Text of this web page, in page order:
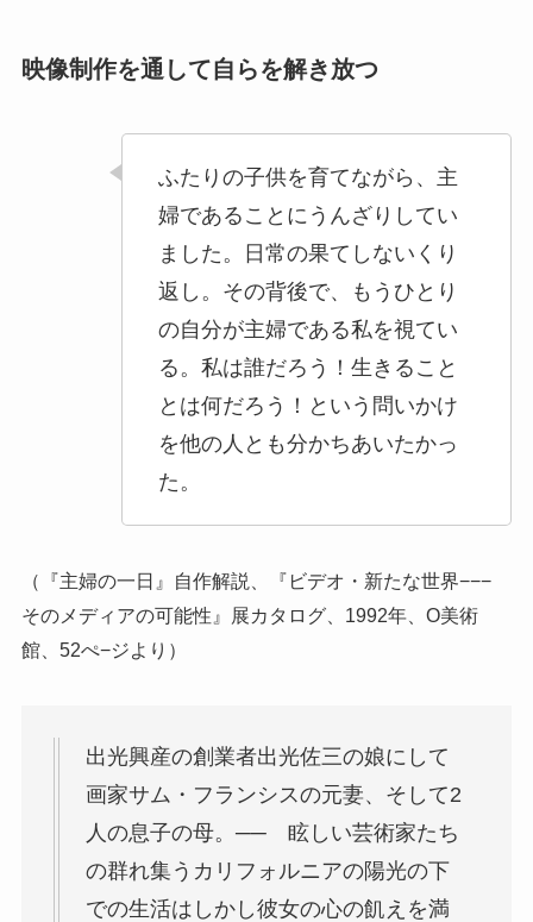
映像制作を通して自らを解き放つ
ふたりの子供を育てながら、主
婦であることにうんざりしてい
ました。日常の果てしないくり
返し。その背後で、もうひとり
の自分が主婦である私を視てい
る。私は誰だろう！生きること
とは何だろう！という問いかけ
を他の人とも分かちあいたかっ
た。
（『主婦の一日』自作解説、『ビデオ・新たな世界−−−
そのメディアの可能性』展カタログ、1992年、O美術
館、52ぺ−ジより）
出光興産の創業者出光佐三の娘にして
画家サム・フランシスの元妻、そして2
人の息子の母。── 眩しい芸術家たち
の群れ集うカリフォルニアの陽光の下
での生活はしかし彼女の心の飢えを満